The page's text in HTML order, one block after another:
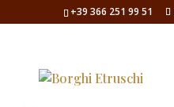
+39 366 251 99 51
Roma Etrusca Tour